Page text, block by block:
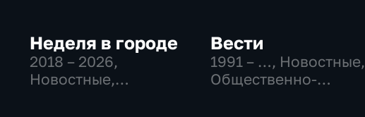
Неделя в городе
2018 – 2026,
Новостные,
Вести
1991 – …, Новостные,
Общественно-